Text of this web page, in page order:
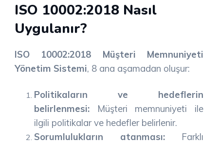
ISO 10002:2018 Nasıl
Uygulanır?
ISO 10002:2018 Müşteri Memnuniyeti
Yönetim Sistemi, 8 ana aşamadan oluşur:
Politikaların ve hedeflerin
belirlenmesi: Müşteri memnuniyeti ile
ilgili politikalar ve hedefler belirlenir.
Sorumlulukların atanması:Farklı